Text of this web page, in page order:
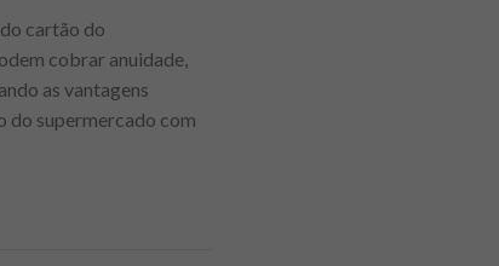
cartão do
cobrar anuidade,
as vantagens
do supermercado com